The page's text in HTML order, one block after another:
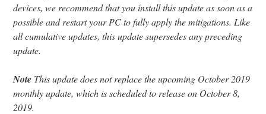
devices, we recommend that you install this update as soon as a
possible and restart your PC to fully apply the mitigations. Like
all cumulative updates, this update supersedes any preceding
update.
Note This update does not replace the upcoming October 2019
monthly update, which is scheduled to release on October 8,
2019.